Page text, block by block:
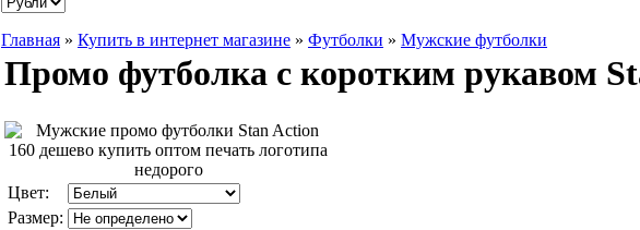
Главная » Купить в интернет магазине » Футболки » Мужские футболки
Промо футболка с коротким рукавом
Цвет:
Размер: